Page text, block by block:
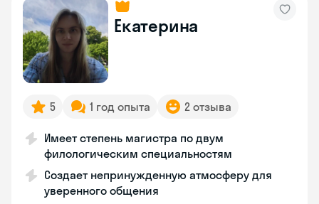
Екатерина
5 1 год опыта 2 отзыва
Имеет степень магистра по двум
филологическим специальностям
Создает непринужденную атмосферу для
уверенного общения